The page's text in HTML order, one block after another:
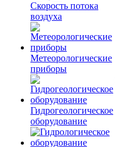
Скорость потока
воздуха
Метеорологические
приборы
Гидрогеологическое
оборудование